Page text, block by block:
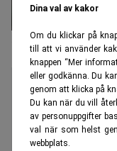
Dina val av kakor
Om du klickar på
till att vi använder
knappen “Mer
eller godkänna. Du
genom att klicka på
Du kan när du vill
av personuppgifter
val när som helst
webbplats.
"Sverige halkar